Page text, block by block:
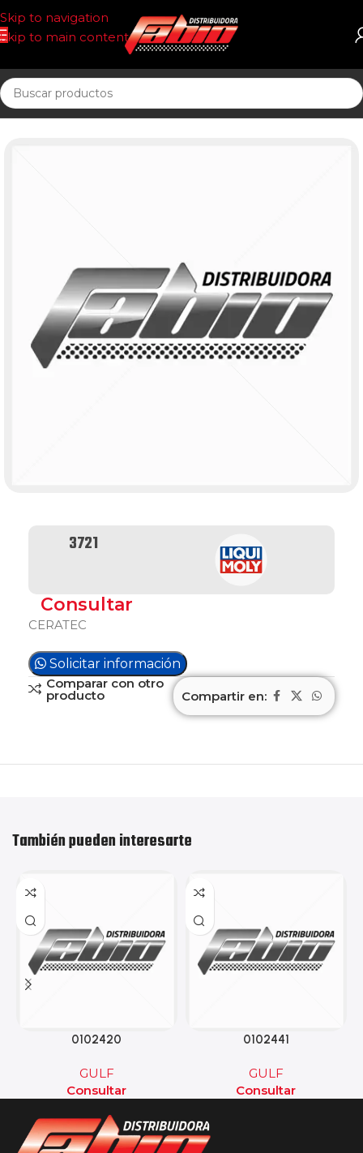
Skip to navigation
Skip to main content
Inicio OFERTAS
3721
Consultar
CERATEC
Solicitar información
Comparar con otro
producto Compartir en:
También pueden interesarte
0102420
GULF
Consultar
0102441
GULF
Consultar